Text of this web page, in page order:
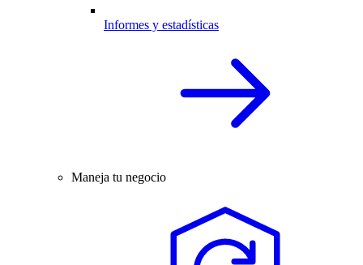
Informes y estadísticas
Maneja tu negocio